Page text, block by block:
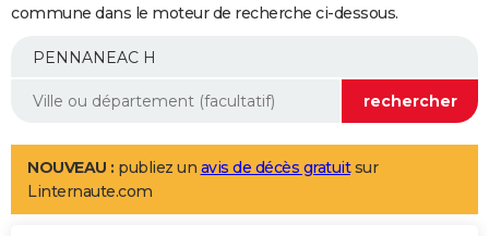
Essais
Réserver un essai
Citadines
Berlines
SUV
Forum auto
+
Mobiles
Meilleur smartphone
Internet
Ordinateurs
Jeux vidéo
Guide high-tech
Aménagement intérieur
LIFESTYLE
Art de vivre
Bien-être
Loisirs
Mode
Modes de vie
commune dans le moteur de recherche ci-dessous.
NOUVEAU : publiez un avis de décès gratuitsur
Linternaute.com